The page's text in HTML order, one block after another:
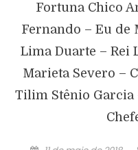
Fortuna Chico
Fernando – Eu de
Lima Duarte – Rei
Marieta Severo –
Tilim Stênio Garcia